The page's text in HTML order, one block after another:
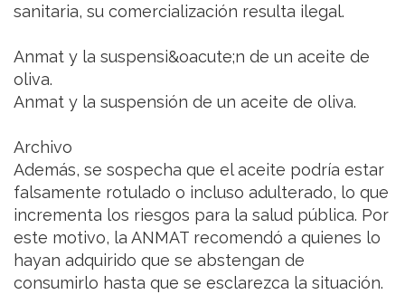
sanitaria, su comercialización resulta ilegal.
Anmat y la suspensi&oacute;n de un aceite de
oliva.
Anmat y la suspensión de un aceite de oliva.
Archivo
Además, se sospecha que el aceite podría estar
falsamente rotulado o incluso adulterado, lo que
incrementa los riesgos para la salud pública. Por
este motivo, la ANMAT recomendó a quienes lo
hayan adquirido que se abstengan de
consumirlo hasta que se esclarezca la situación.